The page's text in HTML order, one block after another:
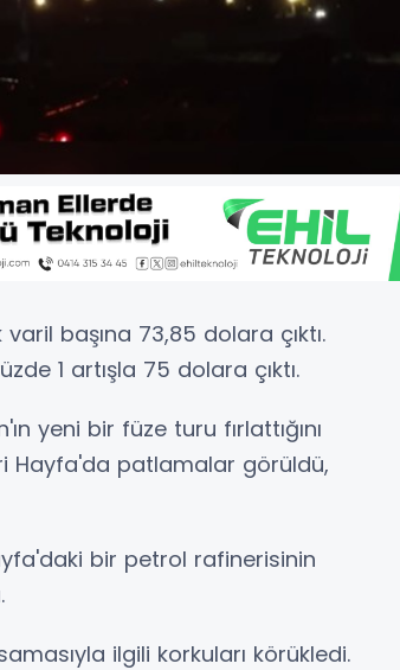
başına 73,85 dolara çıktı.
1 artışla 75 dolara çıktı.
yeni bir füze turu fırlattığını
Hayfa'da patlamalar görüldü,
bir petrol rafinerisinin
ilgili korkuları körükledi.